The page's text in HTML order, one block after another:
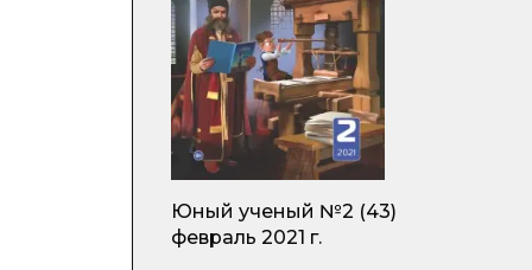
Юный ученый №2 (43)
февраль 2021 г.